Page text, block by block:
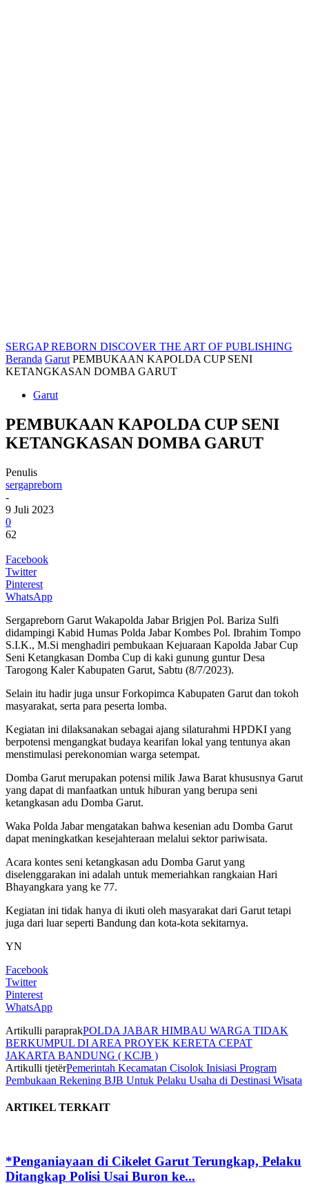
SERGAP REBORN DISCOVER THE ART OF PUBLISHING
Beranda Garut PEMBUKAAN KAPOLDA CUP SENI
KETANGKASAN DOMBA GARUT
Garut
PEMBUKAAN KAPOLDA CUP SENI
KETANGKASAN DOMBA GARUT
Penulis
sergapreborn
-
9 Juli 2023
0
62
Facebook
Twitter
Pinterest
WhatsApp
Sergapreborn Garut Wakapolda Jabar Brigjen Pol. Bariza Sulfi
didampingi Kabid Humas Polda Jabar Kombes Pol. Ibrahim Tompo
S.I.K., M.Si menghadiri pembukaan Kejuaraan Kapolda Jabar Cup
Seni Ketangkasan Domba Cup di kaki gunung guntur Desa
Tarogong Kaler Kabupaten Garut, Sabtu (8/7/2023).
Selain itu hadir juga unsur Forkopimca Kabupaten Garut dan tokoh
masyarakat, serta para peserta lomba.
Kegiatan ini dilaksanakan sebagai ajang silaturahmi HPDKI yang
berpotensi mengangkat budaya kearifan lokal yang tentunya akan
menstimulasi perekonomian warga setempat.
Domba Garut merupakan potensi milik Jawa Barat khususnya Garut
yang dapat di manfaatkan untuk hiburan yang berupa seni
ketangkasan adu Domba Garut.
Waka Polda Jabar mengatakan bahwa kesenian adu Domba Garut
dapat meningkatkan kesejahteraan melalui sektor pariwisata.
Acara kontes seni ketangkasan adu Domba Garut yang
diselenggarakan ini adalah untuk memeriahkan rangkaian Hari
Bhayangkara yang ke 77.
Kegiatan ini tidak hanya di ikuti oleh masyarakat dari Garut tetapi
juga dari luar seperti Bandung dan kota-kota sekitarnya.
YN
Facebook
Twitter
Pinterest
WhatsApp
Artikulli paraprakPOLDA JABAR HIMBAU WARGA TIDAK
BERKUMPUL DI AREA PROYEK KERETA CEPAT
JAKARTA BANDUNG ( KCJB )
Artikulli tjetërPemerintah Kecamatan Cisolok Inisiasi Program
Pembukaan Rekening BJB Untuk Pelaku Usaha di Destinasi Wisata
ARTIKEL TERKAIT
*Penganiayaan di Cikelet Garut Terungkap, Pelaku
Ditangkap Polisi Usai Buron ke...